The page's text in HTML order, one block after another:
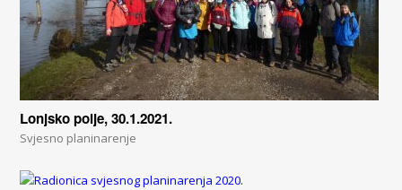
Lonjsko polje, 30.1.2021.
Svjesno planinarenje